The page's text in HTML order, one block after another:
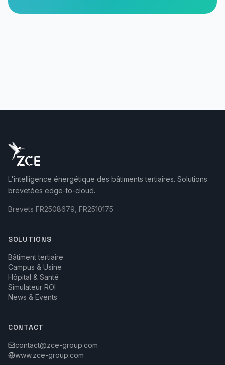
L'intelligence énergétique des bâtiments tertiaires. Solutions
brevetées edge-to-cloud.
Brevets FR2508679, FR2510175
SOLUTIONS
Bâtiment tertiaire
Campus & Usine
Hôpital & Santé
Simulateur ROI
News & Events
CONTACT
contact@zce-group.com
www.zce-group.com